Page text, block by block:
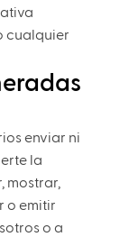
cualquier
enviar ni
la
mostrar,
o emitir
o a